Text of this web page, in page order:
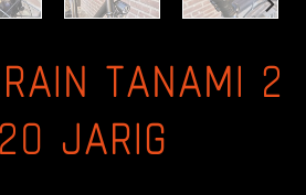
TANAMI 2
JARIG